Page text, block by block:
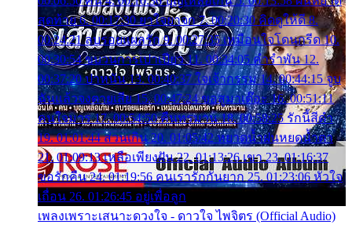
สุดท้าย 6. 00:17:30 ยาใจยาจก 7. 00:20:30 คิดดูให้ดี 8.
00:24:21 ลบรอยแผลรัก 9. 00:27:35 เหมือนใจโดนกรีด 10.
00:30:54 ขบวนการเปาเปียว 11. 00:34:05 คำรำพัน 12.
00:37:20 ปาหนัน 13. 00:40:37 ใจเจ้ากรรม 14. 00:44:15 จูบ
ฉันแล้วจงตายเสีย 15. 00:47:24 ขอสูมาเต๊อะ 16. 00:51:11
คนใจมาร 17. 00:54:50 คืนทรมาน 18. 00:58:25 รักนี้สีดำ
19. 01:01:44 ส่วนเกิน 20. 01:05:42 หยาดน้ำฝนหยดน้ำตา
21. 01:09:13 เหลือเพียงฝัน 22. 01:13:26 เขา 23. 01:16:37
ขอรักคืน 24. 01:19:56 คนเรารักกันยาก 25. 01:23:06 หัวใจ
เถื่อน 26. 01:26:45 อยู่เพื่อลูก
เพลงเพราะเสนาะดวงใจ - ดาวใจ ไพจิตร (Official Audio)